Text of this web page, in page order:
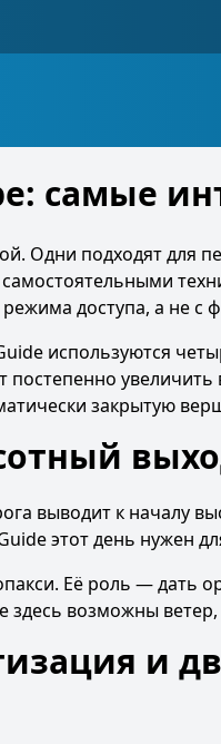
самые
Одни подходят для
доступа, а не с
используются
постепенно
закрытую
выводит к началу
этот день нужен
Её роль — дать
здесь возможны
и